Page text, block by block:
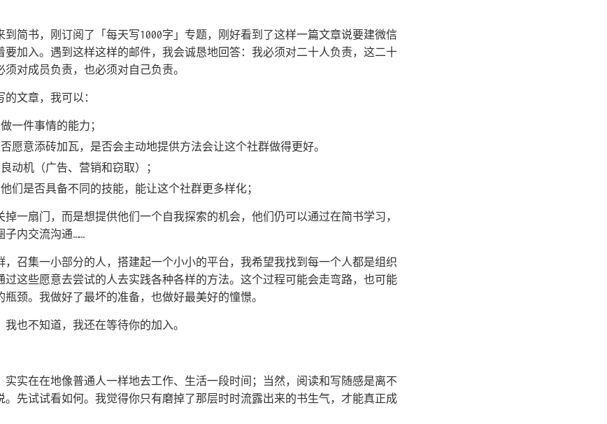
到简书，刚订阅了「每天写1000字」专题，刚好看到了这样一篇文章说要建微信
要加入。遇到这样这样的邮件，我会诚恳地回答：我必须对二十人负责，这二十
对成员负责，也必须对自己负责。
文章，我可以：
一件事情的能力；
愿意添砖加瓦，是否会主动地提供方法会让这个社群做得更好。
动机（广告、营销和窃取）；
们是否具备不同的技能，能让这个社群更多样化；
一扇门，而是想提供他们一个自我探索的机会，他们仍可以通过在简书学习，
子内交流沟通……
，召集一小部分的人，搭建起一个小小的平台，我希望我找到每一个人都是组织
过这些愿意去尝试的人去实践各种各样的方法。这个过程可能会走弯路，也可能
颈。我做好了最坏的准备，也做好最美好的憧憬。
也不知道，我还在等待你的加入。
实实在在地像普通人一样地去工作、生活一段时间；当然，阅读和写随感是离不
。先试试看如何。我觉得你只有磨掉了那层时时流露出来的书生气，才能真正成